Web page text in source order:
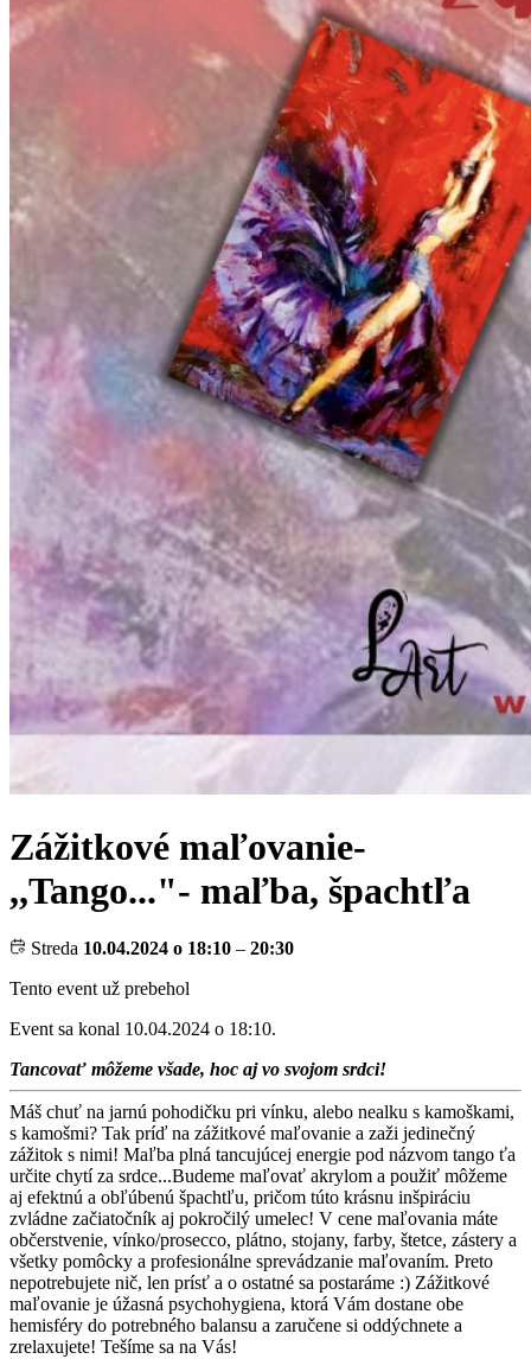
Zážitkové maľovanie-
,,Tango..."- maľba, špachtľa
Streda 10.04.2024 o 18:10 – 20:30
Tento event už prebehol
Event sa konal 10.04.2024 o 18:10.
Tancovať môžeme všade, hoc aj vo svojom srdci!
Máš chuť na jarnú pohodičku pri vínku, alebo nealku s kamoškami,
s kamošmi? Tak príď na zážitkové maľovanie a zaži jedinečný
zážitok s nimi! Maľba plná tancujúcej energie pod názvom tango ťa
určite chytí za srdce...Budeme maľovať akrylom a použiť môžeme
aj efektnú a obľúbenú špachtľu, pričom túto krásnu inšpiráciu
zvládne začiatočník aj pokročilý umelec! V cene maľovania máte
občerstvenie, vínko/prosecco, plátno, stojany, farby, štetce, zástery a
všetky pomôcky a profesionálne sprevádzanie maľovaním. Preto
nepotrebujete nič, len prísť a o ostatné sa postaráme :) Zážitkové
maľovanie je úžasná psychohygiena, ktorá Vám dostane obe
hemisféry do potrebného balansu a zaručene si oddýchnete a
zrelaxujete! Tešíme sa na Vás!